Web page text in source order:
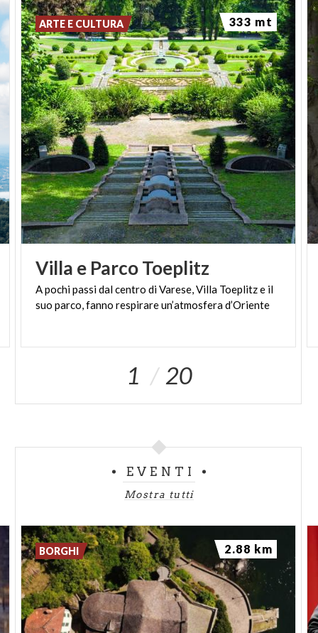
Villa e ParcoToeplitz
Apochipassidalcentro diVarese,Villa Toeplitze il
suo parco,fanno respirareun’atmosferad’Oriente
ARTE E CULTURA 333 mt
1 20
EVENTI
Mostra tutti
BORGHI 2.88 km